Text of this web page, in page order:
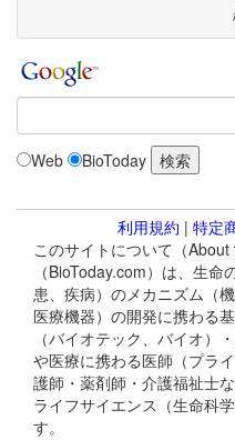
Web BioToday
利用規約 | 特定
このサイトについて（
（BioToday.com）は、生
患、疾病）のメカニズム（
医療機器）の開発に携わる
（バイオテック、バイオ）
や医療に携わる医師（プラ
護師・薬剤師・介護福祉士
ライフサイエンス（生命科
す。